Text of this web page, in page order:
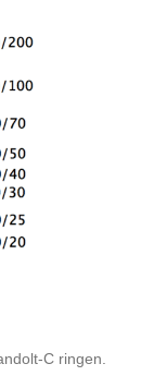
C ringen.